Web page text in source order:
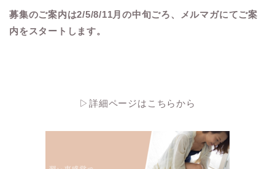
募集のご案内は2/5/8/11月の中旬ごろ、メルマガにてご案
内をスタートします。
▷詳細ページはこちらから